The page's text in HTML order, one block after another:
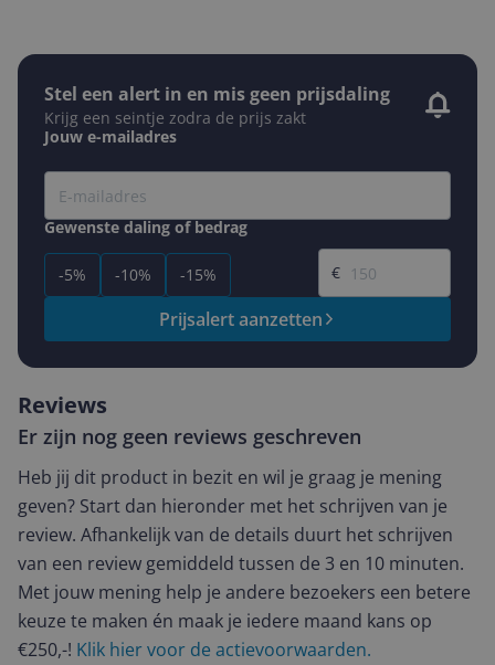
Stel een alert in en mis geen prijsdaling
Krijg een seintje zodra de prijs zakt
Jouw e-mailadres
Gewenste daling of bedrag
-5% -10% -15%
Gewenste prijs
€
Prijsalert aanzetten
Reviews
Er zijn nog geen reviews geschreven
Heb jij dit product in bezit en wil je graag je mening
geven? Start dan hieronder met het schrijven van je
review. Afhankelijk van de details duurt het schrijven
van een review gemiddeld tussen de 3 en 10 minuten.
Met jouw mening help je andere bezoekers een betere
keuze te maken én maak je iedere maand kans op
€250,-! Klik hier voor de actievoorwaarden.